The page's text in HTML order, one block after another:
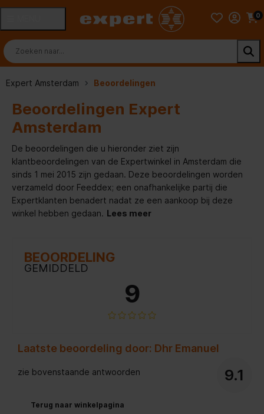
0
Expert Amsterdam Beoordelingen
Beoordelingen Expert
Amsterdam
De beoordelingen die u hieronder ziet zijn
klantbeoordelingen van de Expertwinkel in Amsterdam die
sinds 1 mei 2015 zijn gedaan. Deze beoordelingen worden
verzameld door Feeddex; een onafhankelijke partij die
Expertklanten benadert nadat ze een aankoop bij deze
winkel hebben gedaan. Lees meer
BEOORDELING
GEMIDDELD
9
Laatste beoordeling door: Dhr Emanuel
9.1
zie bovenstaande antwoorden
Terug naar winkelpagina